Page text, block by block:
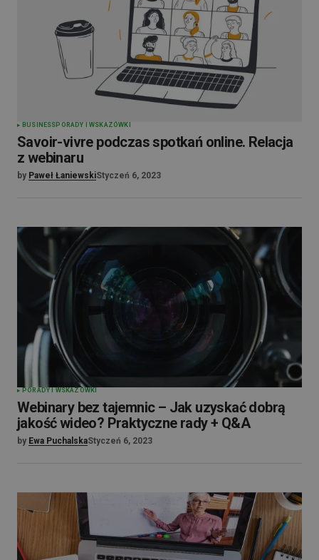
BUSINESS PORADY I WSKAZÓWKI
Savoir-vivre podczas spotkań online. Relacja
z webinaru
by Paweł ŁaniewskiStyczeń 6, 2023
PORADY I WSKAZÓWKI
Webinary bez tajemnic – Jak uzyskać dobrą
jakość wideo? Praktyczne rady + Q&A
by Ewa PuchalskaStyczeń 6, 2023